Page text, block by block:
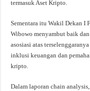
termasuk Aset Kripto.
Sementara itu Wakil Dekan I
Wibowo menyambut baik
asosiasi atas
inklusi keuangan dan
kripto.
Dalam laporan chain